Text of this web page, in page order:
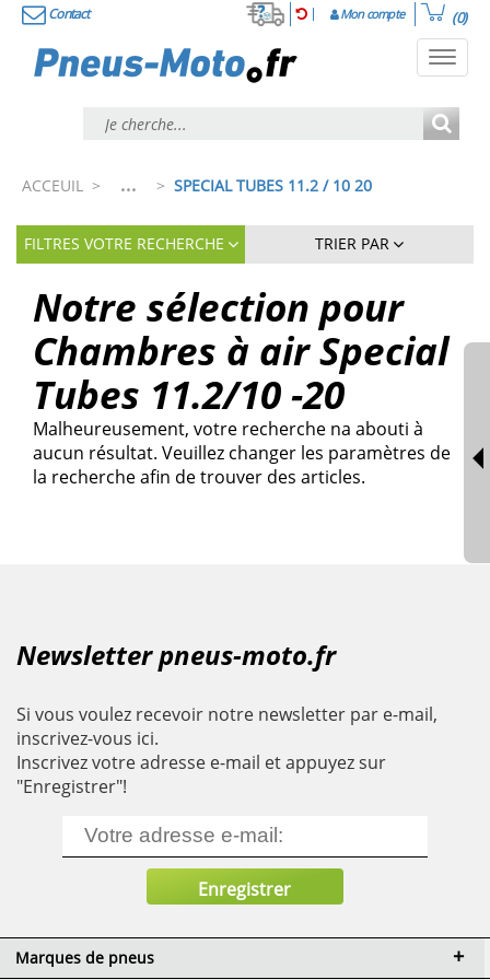
Contact Mon compte (0)
ACCEUIL > ... > SPECIAL TUBES 11.2 / 10 20
FILTRES VOTRE RECHERCHE TRIER PAR
Notre sélection pour
Chambres à air Special
Tubes 11.2/10 -20
Malheureusement, votre recherche na abouti à
aucun résultat. Veuillez changer les paramètres de
la recherche afin de trouver des articles.
Newsletter pneus-moto.fr
Si vous voulez recevoir notre newsletter par e-mail,
inscrivez-vous ici.
Inscrivez votre adresse e-mail et appuyez sur
"Enregistrer"!
Marques de pneus